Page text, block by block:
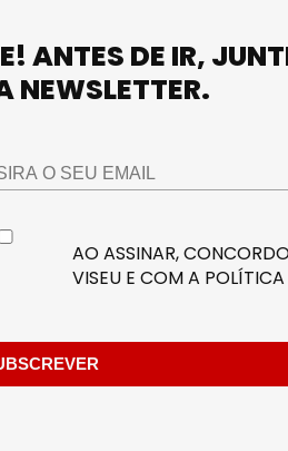
ANTES DE IR,
NEWSLETTER.
AO ASSINAR,
VISEU E COM A